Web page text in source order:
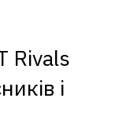
Rivals
і